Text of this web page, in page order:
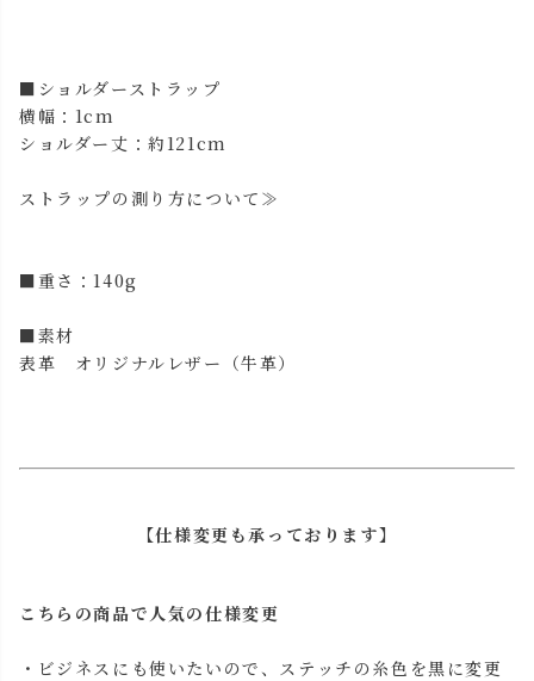
■ショルダーストラップ
横幅：1cm
ショルダー丈：約121cm
ストラップの測り方について≫
■重さ：140g
■素材
表革 オリジナルレザー（牛革）
【仕様変更も承っております】
こちらの商品で人気の仕様変更
・ビジネスにも使いたいので、ステッチの糸色を黒に変更